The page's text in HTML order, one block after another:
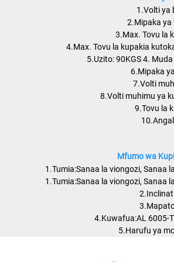
1.Volti ya
2.Mipaka
3.Max. Tovu la
4.Max. Tovu la kupakia
5.Uzito: 90KGS 4.
6.Mipaka
7.Volti
8.Volti muhimu ya
9.Tovu la
Mfumo wa
1.Tumia:Sanaa la viongozi, Sanaa
1.Tumia:Sanaa la viongozi, Sanaa
4.Kuwafua:AL 6005-
5.Harufu ya